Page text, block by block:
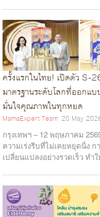
ครั้งแรกในไทย! เปิดตัว S-
มาตรฐานระดับโลกที่ออกแ
มั่นใจคุณภาพในทุกหยด
MamaExpert Team 20 May
กรุงเทพฯ – 12 พฤษภาคม
ความเร่งรีบที่ไม่เคยหยุดนิ่ง
เปลี่ยนแปลงอย่างรวดเร็ว ท